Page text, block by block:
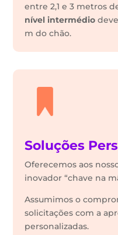
entre 2,1 e 3 metros
nível intermédio
m do chão.
Soluções
Oferecemos aos
inovador “chave na
Assumimos o
solicitações com a
personalizadas.